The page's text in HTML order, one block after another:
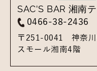
SAC'S BAR 湘南
0466-38-2436
〒251-0041 神奈
スモール湘南4階